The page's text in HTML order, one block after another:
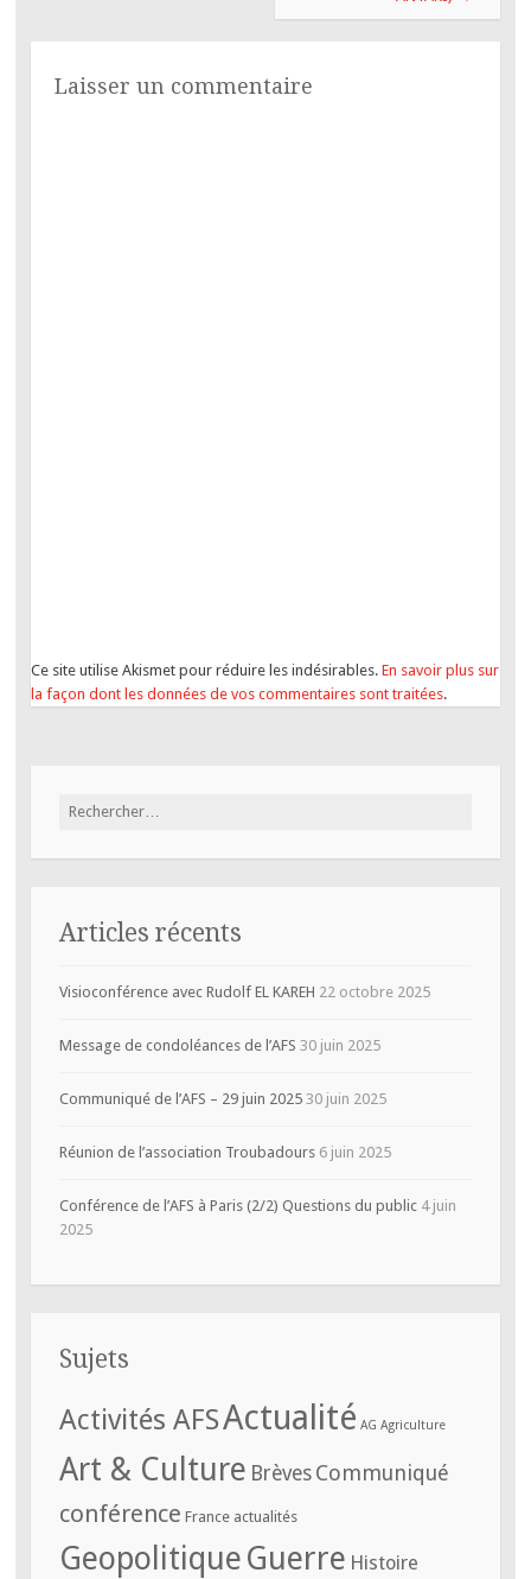
Laisser un commentaire
Ce site utilise Akismet pour réduire les indésirables. En savoir plus sur
la façon dont les données de vos commentaires sont traitées.
Articles récents
Visioconférence avec Rudolf EL KAREH 22 octobre 2025
Message de condoléances de l’AFS 30 juin 2025
Communiqué de l’AFS – 29 juin 2025 30 juin 2025
Réunion de l’association Troubadours 6 juin 2025
Conférence de l’AFS à Paris (2/2) Questions du public 4 juin
2025
Sujets
Activités AFSActualité AG Agriculture
Art & Culture Brèves Communiqué
conférence France actualités
GeopolitiqueGuerre Histoire